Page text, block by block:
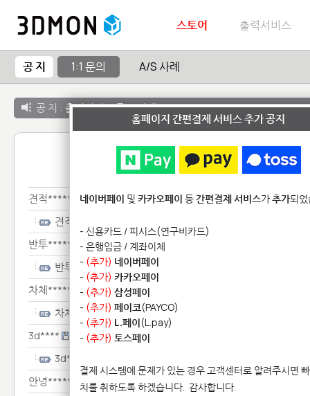
스토어 출력서비스
공 지 1:1 문의 A/S 사례
공 지 : 출력서비스 종료 안내
1:1 문
견적********
견적********
반투*********
반투*********
차체*****************
차체*****************
3d****
3d***
안녕***************
홈페이지 간편결제 서비스 추가 공지
네이버페이 및 카카오페이 등간편결제 서비스가추가되
- 신용카드 / 피시스(연구비카드)
- 은행입금 / 계좌이체
- (추가) 네이버페이
- (추가) 카카오페이
- (추가) 삼성페이
- (추가) 페이코(PAYCO)
- (추가) L.페이(L.pay)
- (추가) 토스페이
결제 시스템에 문제가 있는 경우 고객센터로 알려주시면
치를 취하도록 하겠습니다. 감사합니다.